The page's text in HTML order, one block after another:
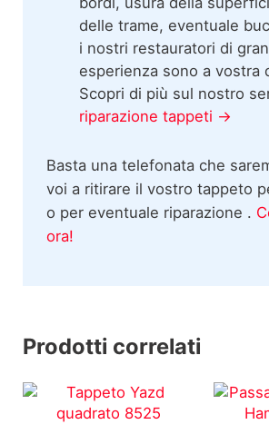
delle trame, eventuale
i nostri restauratori di
esperienza sono a vostra
Scopri di più sul nostro
riparazione tappeti →
Basta una telefonata che
voi a ritirare il vostro tappeto
o per eventuale riparazione .
ora!
Prodotti correlati